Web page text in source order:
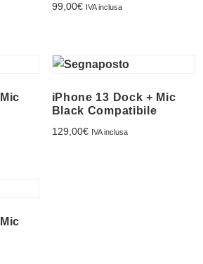
RIPARAZIONE
99,00€ IVA inclusa
iPhone 13 Dock + Mic
Black Compatibile
129,00€ IVA inclusa